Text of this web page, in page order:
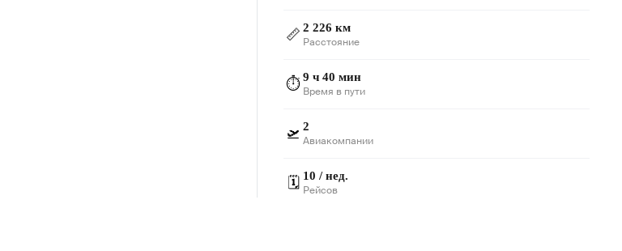
📏 2 226 км
Расстояние
⏱️ 9 ч 40 мин
Время в пути
🛫 2
Авиакомпании
🗓️ 10 / нед.
Рейсов